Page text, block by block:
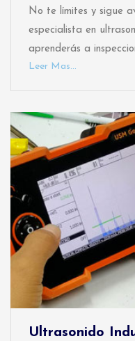
No te límites y sigue
especialista en
aprenderás a
Leer Mas...
Ultrasonido